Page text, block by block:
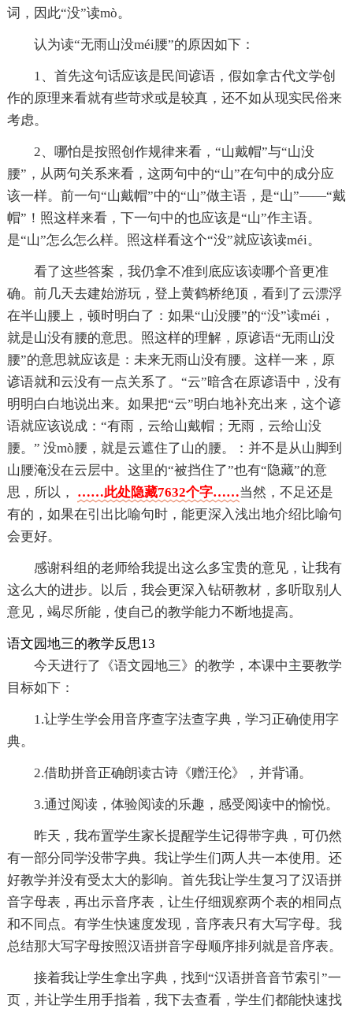
词，因此“没”读mò。
认为读“无雨山没méi腰”的原因如下：
1、首先这句话应该是民间谚语，假如拿古代文学创
作的原理来看就有些苛求或是较真，还不如从现实民俗来
考虑。
2、哪怕是按照创作规律来看，“山戴帽”与“山没
腰”，从两句关系来看，这两句中的“山”在句中的成分应
该一样。前一句“山戴帽”中的“山”做主语，是“山”——“戴
帽”！照这样来看，下一句中的也应该是“山”作主语。
是“山”怎么怎么样。照这样看这个“没”就应该读méi。
看了这些答案，我仍拿不准到底应该读哪个音更准
确。前几天去建始游玩，登上黄鹤桥绝顶，看到了云漂浮
在半山腰上，顿时明白了：如果“山没腰”的“没”读méi，
就是山没有腰的意思。照这样的理解，原谚语“无雨山没
腰”的意思就应该是：未来无雨山没有腰。这样一来，原
谚语就和云没有一点关系了。“云”暗含在原谚语中，没有
明明白白地说出来。如果把“云”明白地补充出来，这个谚
语就应该说成：“有雨，云给山戴帽；无雨，云给山没
腰。” 没mò腰，就是云遮住了山的腰。：并不是从山脚到
山腰淹没在云层中。这里的“被挡住了”也有“隐藏”的意
思，所以， ……此处隐藏7632个字……当然，不足还是
有的，如果在引出比喻句时，能更深入浅出地介绍比喻句
会更好。
感谢科组的老师给我提出这么多宝贵的意见，让我有
这么大的进步。以后，我会更深入钻研教材，多听取别人
意见，竭尽所能，使自己的教学能力不断地提高。
语文园地三的教学反思13
今天进行了《语文园地三》的教学，本课中主要教学
目标如下：
1.让学生学会用音序查字法查字典，学习正确使用字
典。
2.借助拼音正确朗读古诗《赠汪伦》，并背诵。
3.通过阅读，体验阅读的乐趣，感受阅读中的愉悦。
昨天，我布置学生家长提醒学生记得带字典，可仍然
有一部分同学没带字典。我让学生们两人共一本使用。还
好教学并没有受太大的影响。首先我让学生复习了汉语拼
音字母表，再出示音序表，让生仔细观察两个表的相同点
和不同点。有学生快速度发现，音序表只有大写字母。我
总结那大写字母按照汉语拼音字母顺序排列就是音序表。
接着我让学生拿出字典，找到“汉语拼音音节索引”一
页，并让学生用手指着，我下去查看，学生们都能快速找